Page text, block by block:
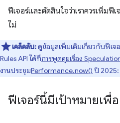
ฟีเจอร์และตัดสินใจว่าเราควรเพิ่ม
ไม่
เคล็ดลับ:ดูข้อมูลเพิ่มเติมเกี่ยวกับฟีเจ
Rules API ได้ที่การพูดคุยเรื่อง
งานประชุมPerformance.now() ปี 2025:
ฟีเจอร์นี้มีเป้าหมายเพื่